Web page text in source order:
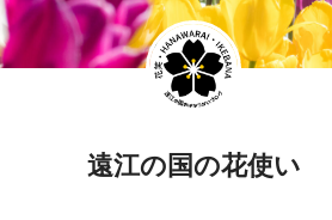
遠江の国の花使い